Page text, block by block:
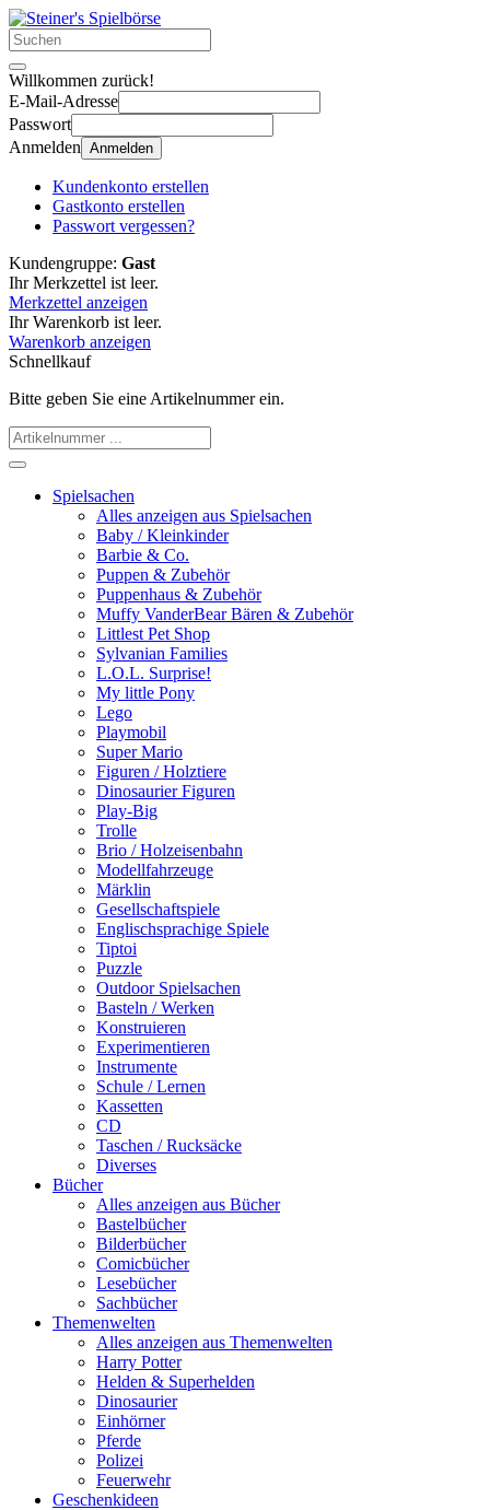
Willkommen zurück!
E-Mail-Adresse
Passwort
Anmelden Anmelden
Kundenkonto erstellen
Gastkonto erstellen
Passwort vergessen?
Kundengruppe: Gast
Ihr Merkzettel ist leer.
Merkzettel anzeigen
Ihr Warenkorb ist leer.
Warenkorb anzeigen
Schnellkauf
Bitte geben Sie eine Artikelnummer ein.
Spielsachen
Alles anzeigen aus Spielsachen
Baby / Kleinkinder
Barbie & Co.
Puppen & Zubehör
Puppenhaus & Zubehör
Muffy VanderBear Bären & Zubehör
Littlest Pet Shop
Sylvanian Families
L.O.L. Surprise!
My little Pony
Lego
Playmobil
Super Mario
Figuren / Holztiere
Dinosaurier Figuren
Play-Big
Trolle
Brio / Holzeisenbahn
Modellfahrzeuge
Märklin
Gesellschaftspiele
Englischsprachige Spiele
Tiptoi
Puzzle
Outdoor Spielsachen
Basteln / Werken
Konstruieren
Experimentieren
Instrumente
Schule / Lernen
Kassetten
CD
Taschen / Rucksäcke
Diverses
Bücher
Alles anzeigen aus Bücher
Bastelbücher
Bilderbücher
Comicbücher
Lesebücher
Sachbücher
Themenwelten
Alles anzeigen aus Themenwelten
Harry Potter
Helden & Superhelden
Dinosaurier
Einhörner
Pferde
Polizei
Feuerwehr
Geschenkideen